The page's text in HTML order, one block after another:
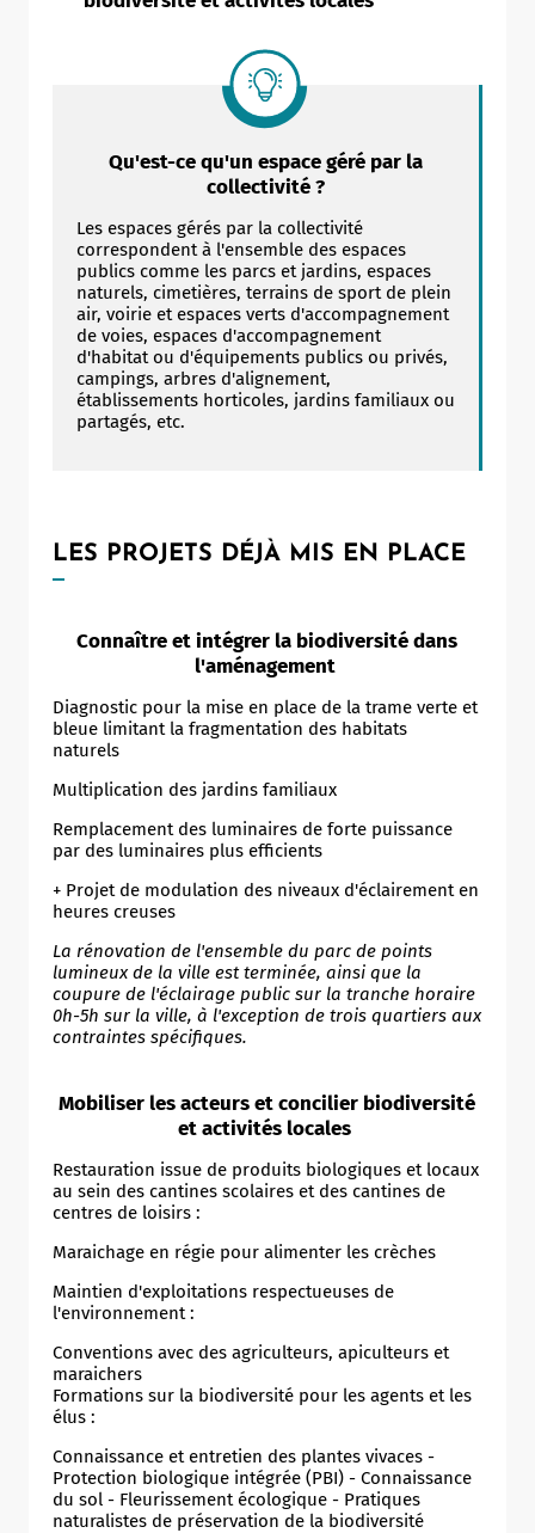
Qu'est-ce qu'un espace géré par la
collectivité ?
Les espaces gérés par la collectivité
correspondent à l'ensemble des espaces
publics comme les parcs et jardins, espaces
naturels, cimetières, terrains de sport de plein
air, voirie et espaces verts d'accompagnement
de voies, espaces d'accompagnement
d'habitat ou d'équipements publics ou privés,
campings, arbres d'alignement,
établissements horticoles, jardins familiaux ou
partagés, etc.
LES PROJETS DÉJÀ MIS EN PLACE
Connaître et intégrer la biodiversité dans
l'aménagement
Diagnostic pour la mise en place de la trame verte et
bleue limitant la fragmentation des habitats
naturels
Multiplication des jardins familiaux
Remplacement des luminaires de forte puissance
par des luminaires plus efficients
+ Projet de modulation des niveaux d'éclairement en
heures creuses
La rénovation de l'ensemble du parc de points
lumineux de la ville est terminée, ainsi que la
coupure de l'éclairage public sur la tranche horaire
0h-5h sur la ville, à l'exception de trois quartiers aux
contraintes spécifiques.
Mobiliser les acteurs et concilier biodiversité
et activités locales
Restauration issue de produits biologiques et locaux
au sein des cantines scolaires et des cantines de
centres de loisirs :
Maraichage en régie pour alimenter les crèches
Maintien d'exploitations respectueuses de
l'environnement :
Conventions avec des agriculteurs, apiculteurs et
maraichers
Formations sur la biodiversité pour les agents et les
élus :
Connaissance et entretien des plantes vivaces -
Protection biologique intégrée (PBI) - Connaissance
du sol - Fleurissement écologique - Pratiques
naturalistes de préservation de la biodiversité